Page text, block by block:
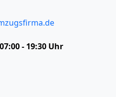
- 19:30 Uhr